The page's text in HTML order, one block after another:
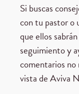
Si buscas
con tu pastor o
que ellos
seguimiento y
comentarios
vista de Aviva